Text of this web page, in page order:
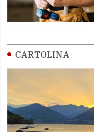
CARTOLINA